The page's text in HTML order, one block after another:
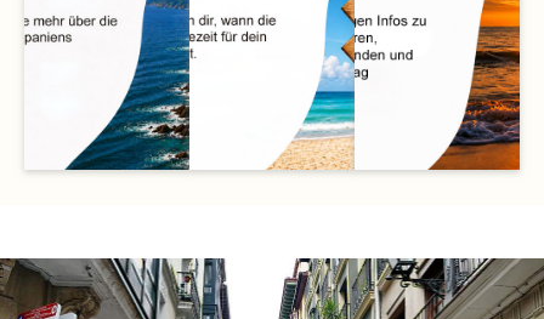
Nordspanien
liegt
zwischen
Baskenland
mit San
beste
Reisezeit
bis
Anfang
Oktober.
Erkundung
des
atlantisch
geprägt.
Es gibt
sehr viel
Vegetation.